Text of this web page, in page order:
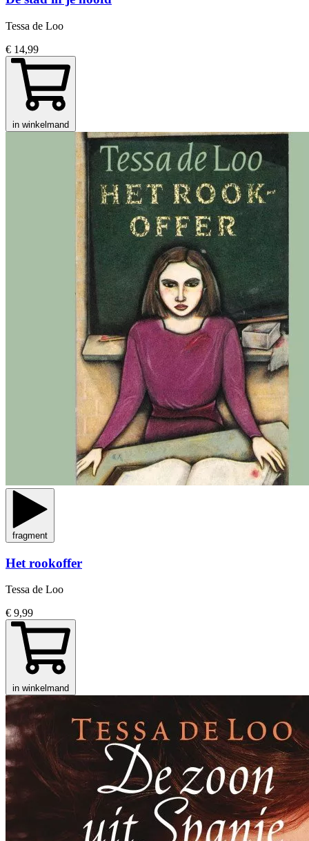
Tessa de Loo
€ 14,99
in winkelmand
fragment
Het rookoffer
Tessa de Loo
€ 9,99
in winkelmand